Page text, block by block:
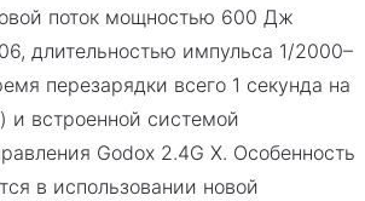
поток мощностью 600 Дж
длительностью импульса 1/2000–
перезарядки всего 1 секунда на
и встроенной системой
Godox 2.4G X. Особенность
в использовании новой